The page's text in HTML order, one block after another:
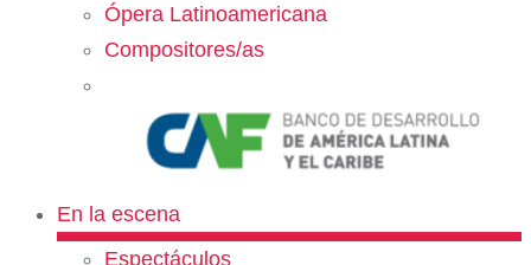
Ópera Latinoamericana
Compositores/as
En la escena
Espectáculos